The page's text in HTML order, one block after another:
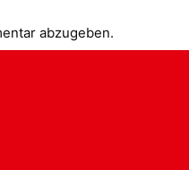
abzugeben.